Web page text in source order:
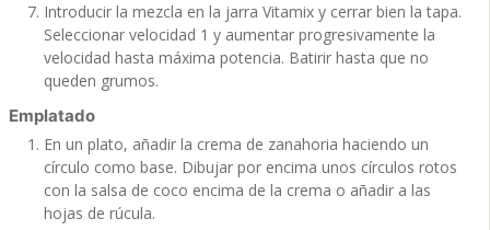
Introducir la mezcla en la jarra Vitamix y cerrar bien la tapa.
Seleccionar velocidad 1 y aumentar progresivamente la
velocidad hasta máxima potencia. Batirir hasta que no
queden grumos.
Emplatado
En un plato, añadir la crema de zanahoria haciendo un
círculo como base. Dibujar por encima unos círculos rotos
con la salsa de coco encima de la crema o añadir a las
hojas de rúcula.